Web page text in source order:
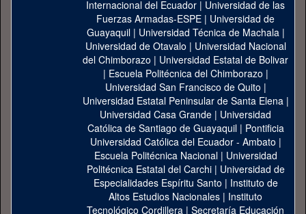
Internacional del Ecuador | Universidad de las
Fuerzas Armadas-ESPE | Universidad de
Guayaquil| Universidad Técnica de Machala|
Universidad de Otavalo | Universidad Nacional
del Chimborazo | Universidad Estatal de Bolivar
| Escuela Politécnica del Chimborazo |
Universidad San Francisco de Quito |
Universidad Estatal Peninsular de Santa Elena|
Universidad Casa Grande | Universidad
Católica de Santiago de Guayaquil| Pontificia
Universidad Católica del Ecuador - Ambato |
Escuela Politécnica Nacional| Universidad
Politécnica Estatal del Carchi| Universidad de
Especialidades Espíritu Santo | Instituto de
Altos Estudios Nacionales | Instituto
Tecnológico Cordillera | Secretaría Educación